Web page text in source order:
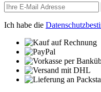
Ich habe die